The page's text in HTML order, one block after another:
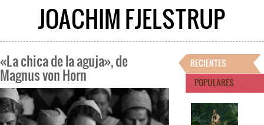
JOACHIM FJELSTRUP
«La chica de la aguja», de
Magnus von Horn
RECIENTES
POPULARES